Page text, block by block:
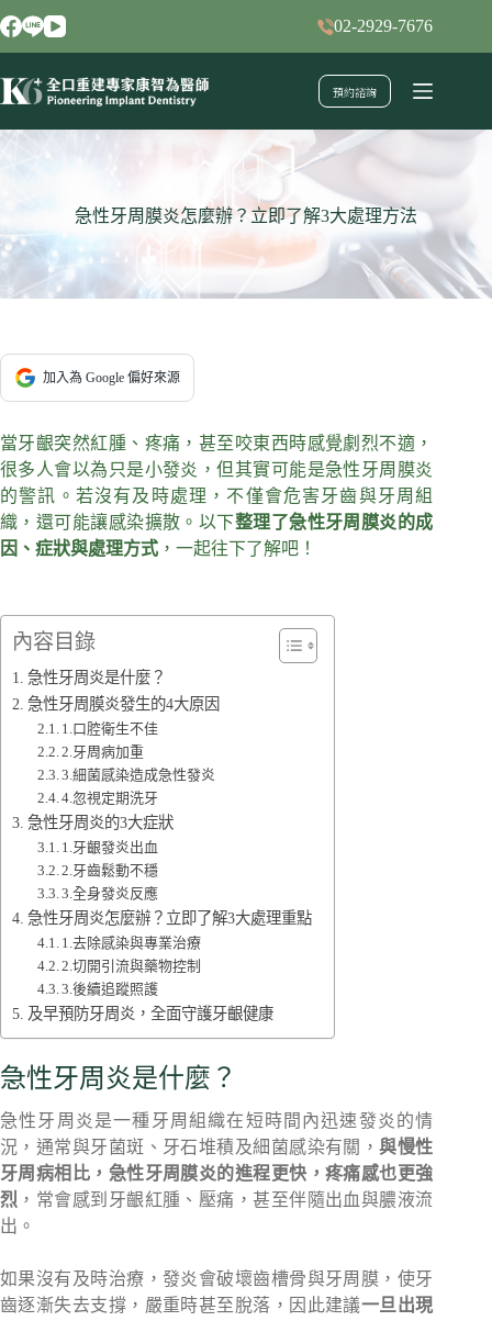
跳
至
要
02-2929-7676
預約諮詢
急性牙周膜炎怎麼辦？立即了解3大處理方法
加入為 Google 偏好來源
當牙齦突然紅腫、疼痛，甚至咬東西時感覺劇烈不適，
很多人會以為只是小發炎，但其實可能是急性牙周膜炎
的警訊。若沒有及時處理，不僅會危害牙齒與牙周組
織，還可能讓感染擴散。以下整理了急性牙周膜炎的成
因、症狀與處理方式 ，一起往下了解吧！
內容目錄
急性牙周炎是什麼？
急性牙周膜炎發生的4大原因
1.口腔衛生不佳
2.牙周病加重
3.細菌感染造成急性發炎
4.忽視定期洗牙
急性牙周炎的3大症狀
1.牙齦發炎出血
2.牙齒鬆動不穩
3.全身發炎反應
急性牙周炎怎麼辦？立即了解3大處理重點
1.去除感染與專業治療
2.切開引流與藥物控制
3.後續追蹤照護
及早預防牙周炎，全面守護牙齦健康
急性牙周炎是什麼？
急性牙周炎是一種牙周組織在短時間內迅速發炎的情
況，通常與牙菌斑、牙石堆積及細菌感染有關，與慢性
牙周病相比，急性牙周膜炎的進程更快，疼痛感也更強
烈 ，常會感到牙齦紅腫、壓痛，甚至伴隨出血與膿液流
出。
如果沒有及時治療，發炎會破壞齒槽骨與牙周膜，使牙
齒逐漸失去支撐，嚴重時甚至脫落，因此建議一旦出現